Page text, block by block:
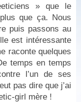
» que le
que ça. Nous
puis passons au
est intéressante
raconte quelques
temps en temps
l’un de ses
pas dire que j’ai
girl mère !